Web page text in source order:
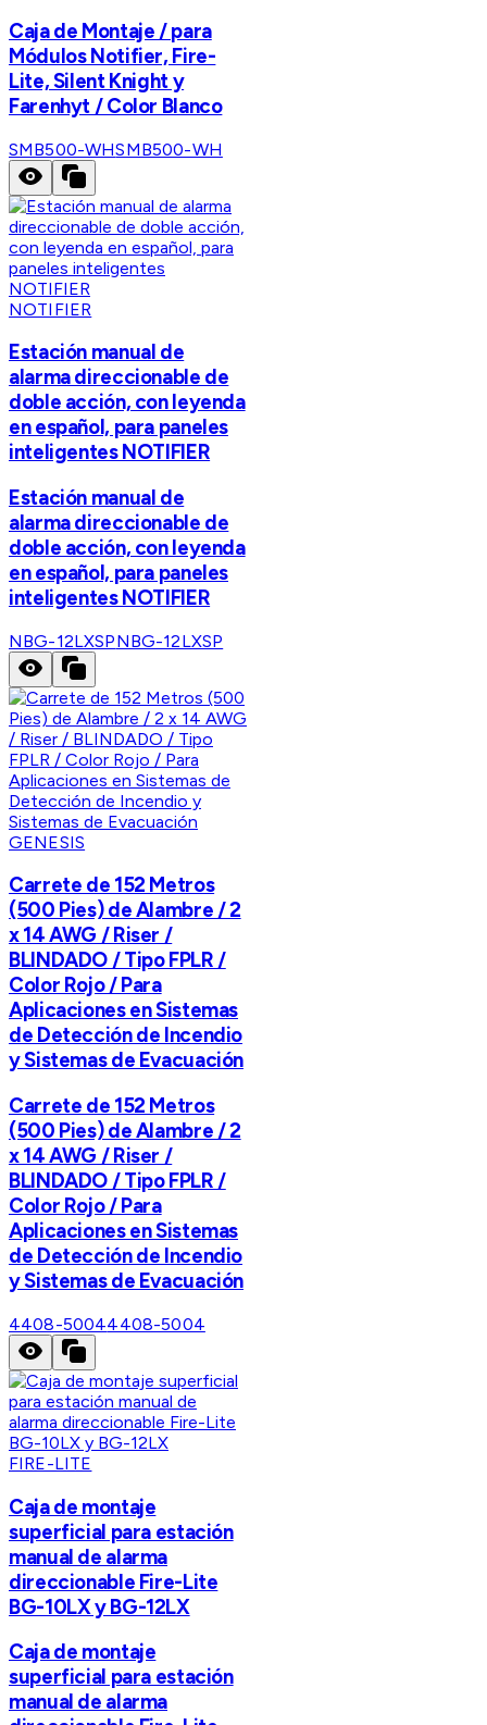
Caja de Montaje / para
Módulos Notifier, Fire-
Lite, Silent Knight y
Farenhyt / Color Blanco
SMB500-WHSMB500-WH
NOTIFIER
Estación manual de
alarma direccionable de
doble acción, con leyenda
en español, para paneles
inteligentes NOTIFIER
Estación manual de
alarma direccionable de
doble acción, con leyenda
en español, para paneles
inteligentes NOTIFIER
NBG-12LXSPNBG-12LXSP
GENESIS
Carrete de 152 Metros
(500 Pies) de Alambre / 2
x 14 AWG / Riser /
BLINDADO / Tipo FPLR /
Color Rojo / Para
Aplicaciones en Sistemas
de Detección de Incendio
y Sistemas de Evacuación
Carrete de 152 Metros
(500 Pies) de Alambre / 2
x 14 AWG / Riser /
BLINDADO / Tipo FPLR /
Color Rojo / Para
Aplicaciones en Sistemas
de Detección de Incendio
y Sistemas de Evacuación
4408-50044408-5004
FIRE-LITE
Caja de montaje
superficial para estación
manual de alarma
direccionable Fire-Lite
BG-10LX y BG-12LX
Caja de montaje
superficial para estación
manual de alarma